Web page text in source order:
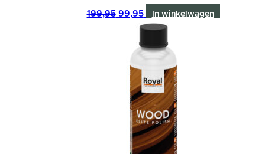
199,95 Oorspronkelijke
99,95Huidige
prijs
is:
In winkelwagen